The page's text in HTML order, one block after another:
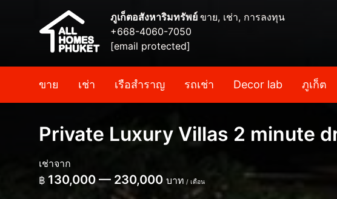
ภูเก็ตอสังหาริมทรัพย์ ขาย, เช่า, การลงทุน
+668-4060-7050
[email protected]
ขาย เช่า เรือสำราญ รถเช่า Decor lab ภูเก็ต
Private Luxury Villas 2 minute
เช่าจาก
฿ 130,000 — 230,000 บาท / เดือน